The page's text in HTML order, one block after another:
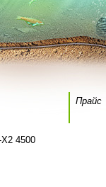
Прайс
4500